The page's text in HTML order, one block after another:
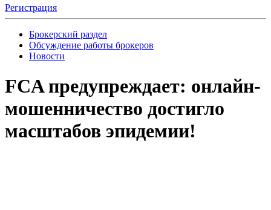
Регистрация
Брокерский раздел
Обсуждение работы брокеров
Новости
FCA предупреждает: онлайн-
мошенничество достигло
масштабов эпидемии!